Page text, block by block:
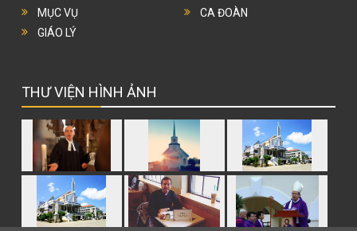
MỤC VỤ
GIÁO LÝ
CA ĐOÀN
THƯ VIỆN HÌNH ẢNH